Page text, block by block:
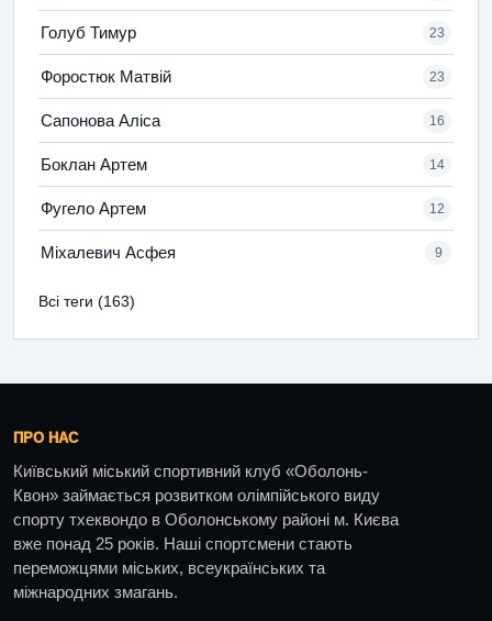
Голуб Тимур 23
Форостюк Матвій 23
Сапонова Аліса 16
Боклан Артем 14
Фугело Артем 12
Міхалевич Асфея 9
Всі теги (163)
ПРО НАС
Київський міський спортивний клуб «Оболонь-
Квон» займається розвитком олімпійського виду
спорту тхеквондо в Оболонському районі м. Києва
вже понад 25 років. Наші спортсмени стають
переможцями міських, всеукраїнських та
міжнародних змагань.